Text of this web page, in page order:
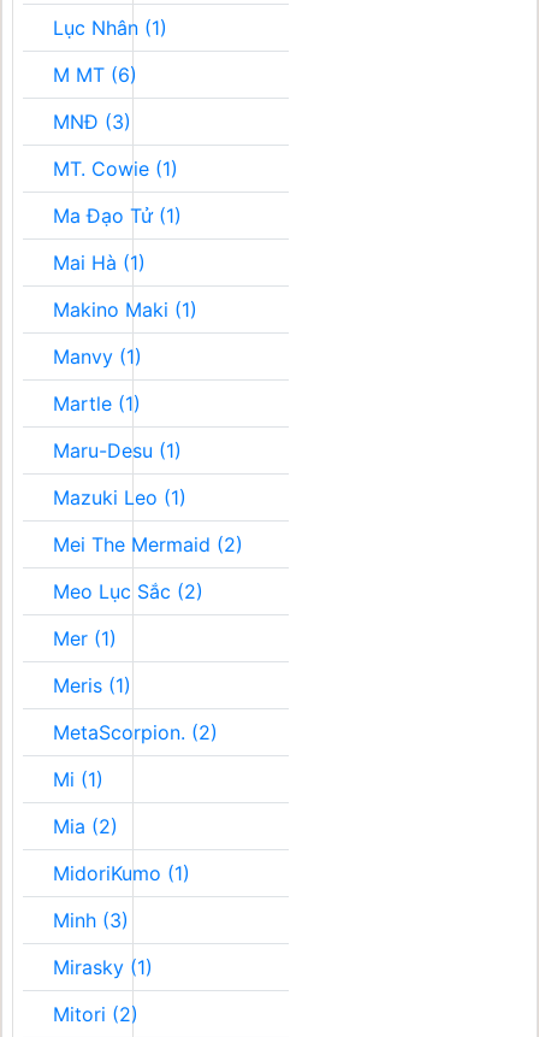
Lục Nhân (1)
M MT (6)
MNĐ (3)
MT. Cowie (1)
Ma Đạo Tử (1)
Mai Hà (1)
Makino Maki (1)
Manvy (1)
Martle (1)
Maru-Desu (1)
Mazuki Leo (1)
Mei The Mermaid (2)
Meo Lục Sắc (2)
Mer (1)
Meris (1)
MetaScorpion. (2)
Mi (1)
Mia (2)
MidoriKumo (1)
Minh (3)
Mirasky (1)
Mitori (2)